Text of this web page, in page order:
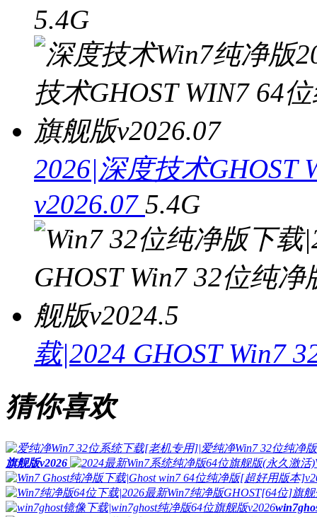
5.4G
2026|深度技术GHOST
v2026.07 5.4G
载|2024 GHOST Win7
猜你喜欢
旗舰版v2026